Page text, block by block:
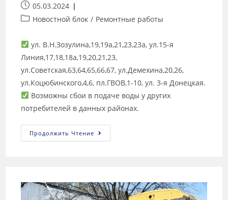
05.03.2024
Новостной блок / Ремонтные работы
ул. В.Н.Зозулина,19,19а,21,23,23а, ул.15-я
Линия,17,18,18а,19,20,21,23,
ул.Советская,63,64,65,66,67, ул.Демехина,20,26,
ул.Коцюбинского,4,6, пл.ГВОВ,1-10, ул. 3-я Донецкая.
Возможны сбои в подаче воды у других
потребителей в данных районах.
Продолжить Чтение